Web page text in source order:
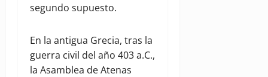
segundo supuesto.
En la antigua Grecia, tras la
guerra civil del año 403 a.C.,
la Asamblea de Atenas